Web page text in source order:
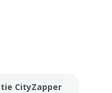
CityZapper